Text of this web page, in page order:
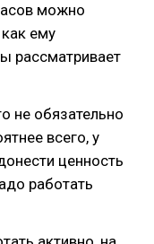
можно
ему
рассматривает
не обязательно
всего, у
ценность
работать